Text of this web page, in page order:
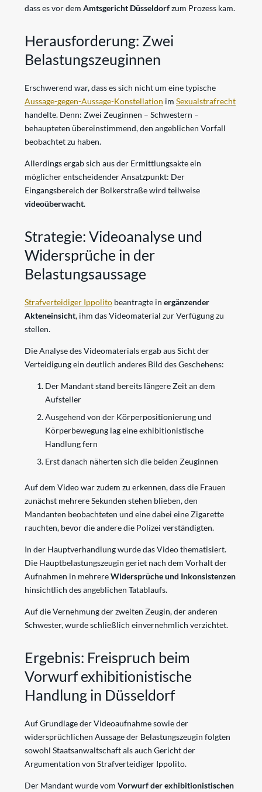
dass es vor dem Amtsgericht Düsseldorfzum Prozess kam.
Herausforderung: Zwei
Belastungszeuginnen
Erschwerend war, dass es sich nicht um eine typische
Aussage-gegen-Aussage-Konstellation im Sexualstrafrecht
handelte. Denn: Zwei Zeuginnen – Schwestern –
behaupteten übereinstimmend, den angeblichen Vorfall
beobachtet zu haben.
Allerdings ergab sich aus der Ermittlungsakte ein
möglicher entscheidender Ansatzpunkt: Der
Eingangsbereich der Bolkerstraße wird teilweise
videoüberwacht.
Strategie: Videoanalyse und
Widersprüche in der
Belastungsaussage
Strafverteidiger Ippolito beantragte in ergänzender
Akteneinsicht, ihm das Videomaterial zur Verfügung zu
stellen.
Die Analyse des Videomaterials ergab aus Sicht der
Verteidigung ein deutlich anderes Bild des Geschehens:
Der Mandant stand bereits längere Zeit an dem
Aufsteller
Ausgehend von der Körperpositionierung und
Körperbewegung lag eine exhibitionistische
Handlung fern
Erst danach näherten sich die beiden Zeuginnen
Auf dem Video war zudem zu erkennen, dass die Frauen
zunächst mehrere Sekunden stehen blieben, den
Mandanten beobachteten und eine dabei eine Zigarette
rauchten, bevor die andere die Polizei verständigten.
In der Hauptverhandlung wurde das Video thematisiert.
Die Hauptbelastungszeugin geriet nach dem Vorhalt der
Aufnahmen in mehrereWidersprüche und Inkonsistenzen
hinsichtlich des angeblichen Tatablaufs.
Auf die Vernehmung der zweiten Zeugin, der anderen
Schwester, wurde schließlich einvernehmlich verzichtet.
Ergebnis: Freispruch beim
Vorwurf exhibitionistische
Handlung in Düsseldorf
Auf Grundlage der Videoaufnahme sowie der
widersprüchlichen Aussage der Belastungszeugin folgten
sowohl Staatsanwaltschaft als auch Gericht der
Argumentation von Strafverteidiger Ippolito.
Der Mandant wurde vom Vorwurf der exhibitionistischen